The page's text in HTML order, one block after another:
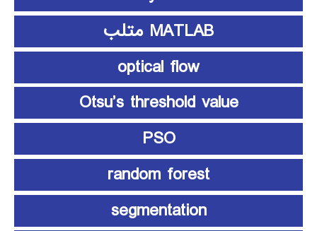
MATLAB متلب
optical flow
Otsu’s threshold value
PSO
random forest
segmentation